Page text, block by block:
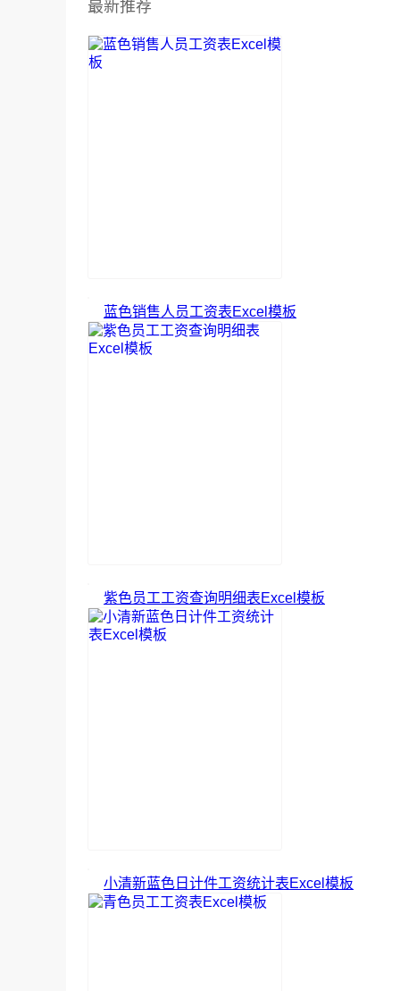
最新推荐
蓝色销售人员工资表Excel模板
紫色员工工资查询明细表Excel模板
小清新蓝色日计件工资统计表Excel模板